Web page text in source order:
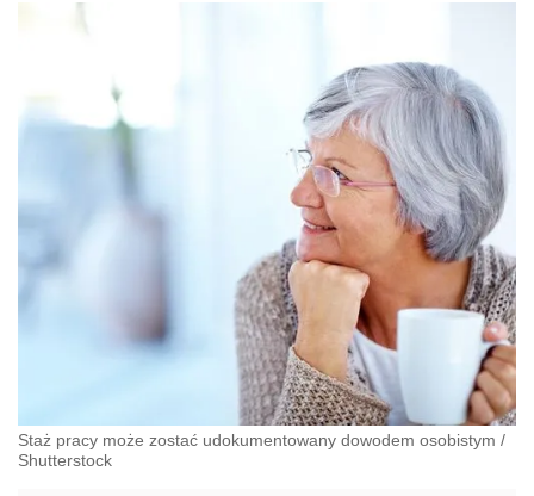
Staż pracy może zostać udokumentowany dowodem osobistym /
Shutterstock